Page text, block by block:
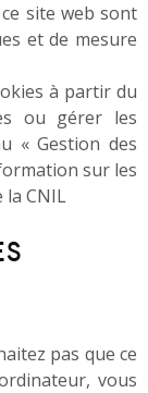
site web sont
et de mesure
à partir du
ou gérer les
« Gestion des
sur les
la CNIL
pas que ce
vous